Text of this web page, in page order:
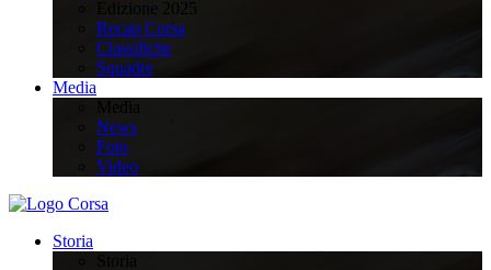
Recap Corsa
Classifiche
Squadre
Media
News
Foto
Video
Storia